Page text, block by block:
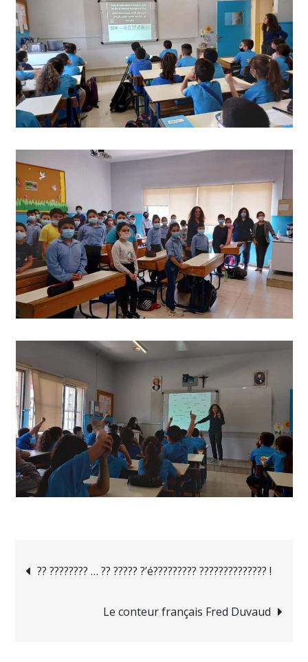
Navigation
?? ???????? … ?? ????? ?’é????????? ?????????????? !
Le conteur français Fred Duvaud